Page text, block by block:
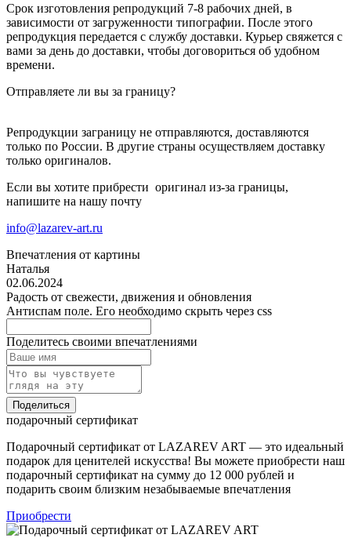
Срок изготовления репродукций 7-8 рабочих дней, в
зависимости от загруженности типографии. После этого
репродукция передается с службу доставки. Курьер свяжется с
вами за день до доставки, чтобы договориться об удобном
времени.
Отправляете ли вы за границу?
Репродукции заграницу не отправляются, доставляются
только по России. В другие страны осуществляем доставку
только оригиналов.
Если вы хотите прибрести оригинал из-за границы,
напишите на нашу почту
info@lazarev-art.ru
Впечатления от картины
Наталья
02.06.2024
Радость от свежести, движения и обновления
Антиспам поле. Его необходимо скрыть через css
Поделитесь своими впечатлениями
Поделиться
подарочный сертификат
Подарочный сертификат от LAZAREV ART — это идеальный
подарок для ценителей искусства! Вы можете приобрести наш
подарочный сертификат на сумму до 12 000 рублей и
подарить своим близким незабываемые впечатления
Приобрести